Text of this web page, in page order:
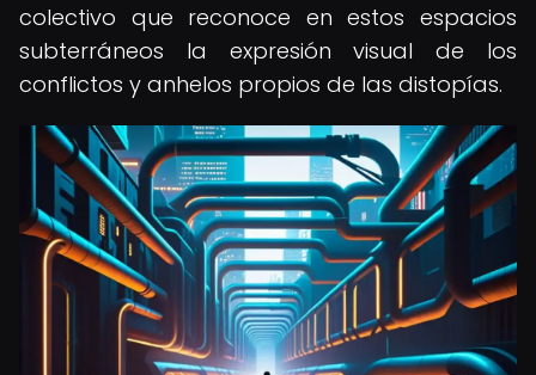
colectivo que reconoce en estos espacios
subterráneos la expresión visual de los
conflictos y anhelos propios de las distopías.